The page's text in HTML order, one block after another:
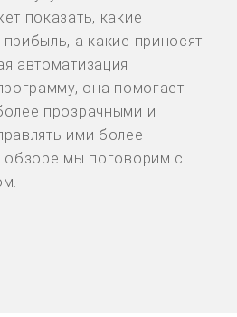
показать, какие
а какие приносят
автоматизация
она помогает
прозрачными и
ими более
обзоре мы поговорим с